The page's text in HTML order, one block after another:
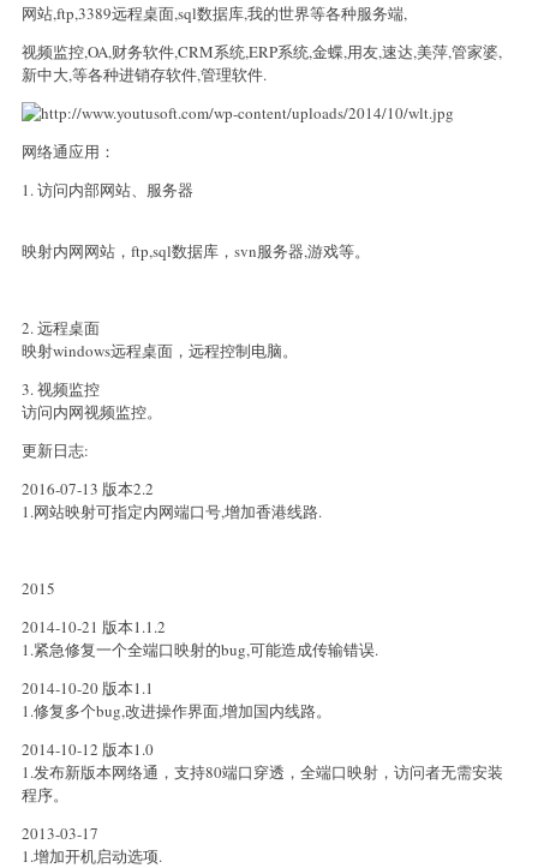
网站,ftp,3389远程桌面,sql数据库,我的世界等各种服务端,
视频监控,OA,财务软件,CRM系统,ERP系统,金蝶,用友,速达,美萍,管家婆,
新中大,等各种进销存软件,管理软件.
网络通应用：
1. 访问内部网站、服务器
映射内网网站，ftp,sql数据库，svn服务器,游戏等。
2. 远程桌面
映射windows远程桌面，远程控制电脑。
3. 视频监控
访问内网视频监控。
更新日志:
2016-07-13 版本2.2
1.网站映射可指定内网端口号,增加香港线路.
2015
2014-10-21 版本1.1.2
1.紧急修复一个全端口映射的bug,可能造成传输错误.
2014-10-20 版本1.1
1.修复多个bug,改进操作界面,增加国内线路。
2014-10-12 版本1.0
1.发布新版本网络通，支持80端口穿透，全端口映射，访问者无需安装
程序。
2013-03-17
1.增加开机启动选项.